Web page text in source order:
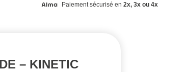
Paiement sécurisé en 2x, 3x ou 4x
– KINETIC